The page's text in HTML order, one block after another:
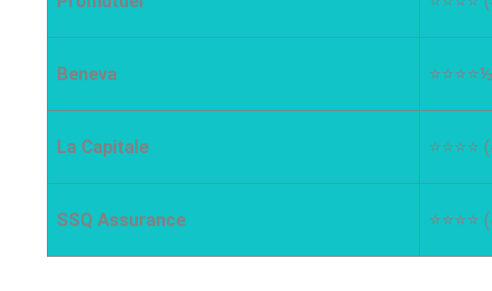
Beneva
La Capitale
SSQ Assurance